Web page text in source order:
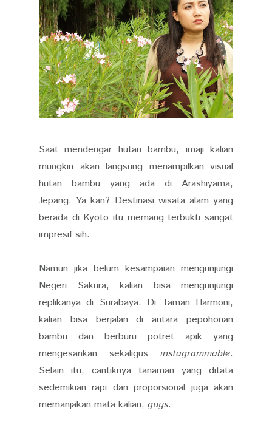
Saat mendengar hutan bambu, imaji kalian
mungkin akan langsung menampilkan visual
hutan bambu yang ada di Arashiyama,
Jepang. Ya kan? Destinasi wisata alam yang
berada di Kyoto itu memang terbukti sangat
impresif sih.
Namun jika belum kesampaian mengunjungi
Negeri Sakura, kalian bisa mengunjungi
replikanya di Surabaya. Di Taman Harmoni,
kalian bisa berjalan di antara pepohonan
bambu dan berburu potret apik yang
mengesankan sekaligus instagrammable.
Selain itu, cantiknya tanaman yang ditata
sedemikian rapi dan proporsional juga akan
memanjakan mata kalian, guys.